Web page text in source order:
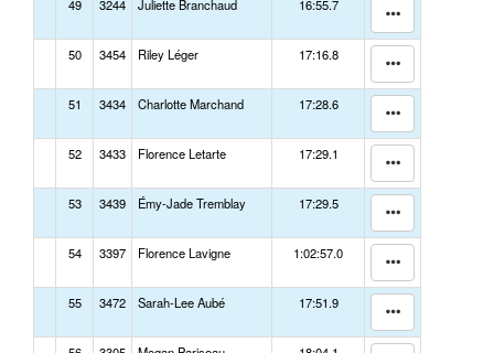
49 3244 Juliette Branchaud 16:55.7
50 3454 Riley Léger 17:16.8
51 3434 Charlotte Marchand 17:28.6
52 3433 Florence Letarte 17:29.1
53 3439 Émy-Jade Tremblay 17:29.5
54 3397 Florence Lavigne 1:02:57.0
55 3472 Sarah-Lee Aubé 17:51.9